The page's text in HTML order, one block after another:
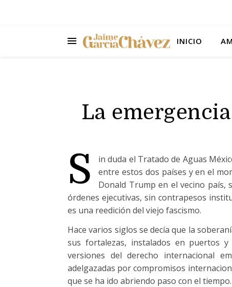
INICIO
La
S
in duda el Tratado de Aguas
entre estos dos países y en el
Donald Trump en el vecino país,
órdenes ejecutivas, sin contrapesos
es una reedición del viejo fascismo.
Hace varios siglos se decía que la
sus fortalezas, instalados en puertos
versiones del derecho internacional
adelgazadas por compromisos
que se ha ido abriendo paso con el tiempo.